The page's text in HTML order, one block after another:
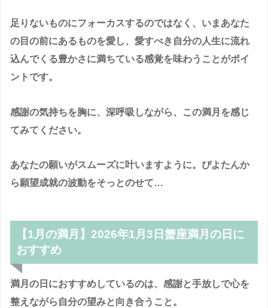
足りないものにフォーカスするのではなく、いまあなた
の目の前にあるものを愛し、愛すべき自分の人生に流れ
込んでくる豊かさに満ちている感覚を味わうことがポイ
ントです。
感謝の気持ちを胸に、深呼吸しながら、この満月を感じ
てみてください。
あなたの願いがスムーズに叶いますように。ぴよたんか
ら願望成就の波動をそっとのせて…
【1月の満月】2026年1月3日蟹座満月の日に
おすすめ
満月の日におすすめしているのは、感謝と手放しで心を
整えながら自分の望みと向き合うこと。